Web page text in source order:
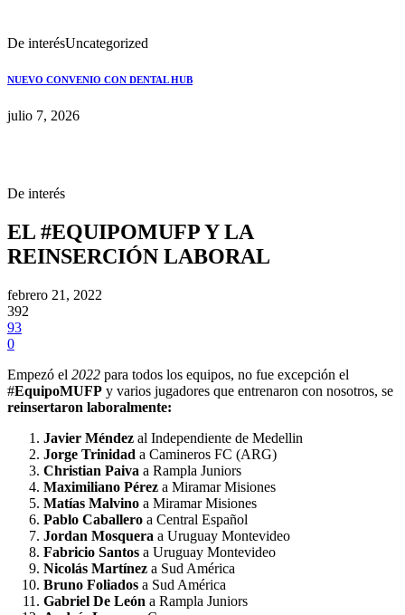
De interésUncategorized
NUEVO CONVENIO CON DENTAL HUB
julio 7, 2026
De interés
EL #EQUIPOMUFP Y LA
REINSERCIÓN LABORAL
febrero 21, 2022
392
93
0
Empezó el 2022 para todos los equipos, no fue excepción el
#EquipoMUFP y varios jugadores que entrenaron con nosotros, se
reinsertaron laboralmente:
Javier Méndez al Independiente de Medellin
Jorge Trinidad a Camineros FC (ARG)
Christian Paiva a Rampla Juniors
Maximiliano Pérez a Miramar Misiones
Matías Malvino a Miramar Misiones
Pablo Caballero a Central Español
Jordan Mosquera a Uruguay Montevideo
Fabricio Santos a Uruguay Montevideo
Nicolás Martínez a Sud América
Bruno Foliados a Sud América
Gabriel De León a Rampla Juniors